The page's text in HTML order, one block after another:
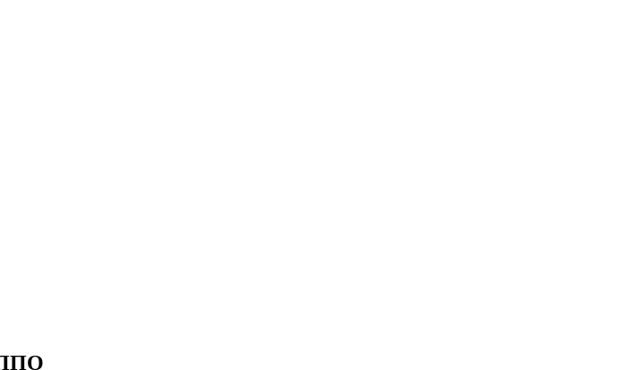
ППО